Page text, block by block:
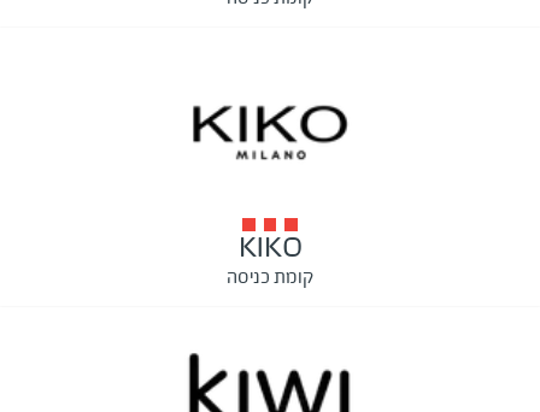
KIKO
קומת כניסה